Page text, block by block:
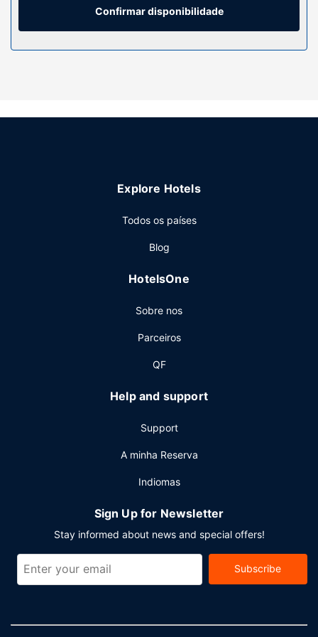
uma combinação polibã/banheira, artigos de higiene
Serviço do hotel
serviços de concierge e uma loja de presentes/quiosque
O hotel serve pequeno-almoços buffet durante a semana
7:00 e as 12:00, mediante uma sobretaxa.
Check-in rápido e registo de saída rápido. Planeia um
para conferências e de salas de reuniões, com uma área
Confirmar disponibilidade
Explore Hotels
Todos os países
Blog
HotelsOne
Sobre nos
Parceiros
QF
Help and support
Support
A minha Reserva
Indiomas
Sign Up for Newsletter
Stay informed about news and special offers!
Subscribe